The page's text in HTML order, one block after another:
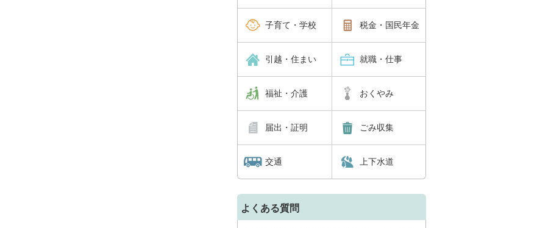
子育て・学校 税金・国民年金
引越・住まい 就職・仕事
福祉・介護 おくやみ
届出・証明 ごみ収集
交通 上下水道
よくある質問